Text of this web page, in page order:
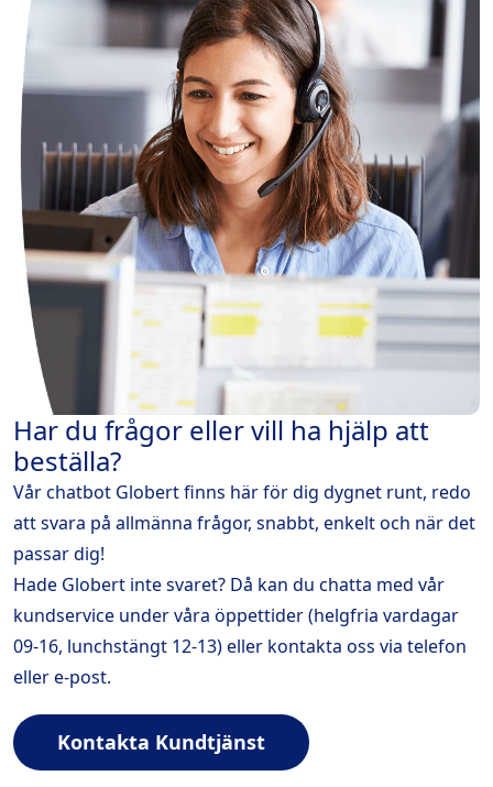
Har du frågor eller vill ha hjälp att
beställa?
Vår chatbot Globert finns här för dig dygnet runt, redo
att svara på allmänna frågor, snabbt, enkelt och när det
passar dig!
Hade Globert inte svaret? Då kan du chatta med vår
kundservice under våra öppettider (helgfria vardagar
09-16, lunchstängt 12-13) eller kontakta oss via telefon
eller e-post.
Kontakta Kundtjänst